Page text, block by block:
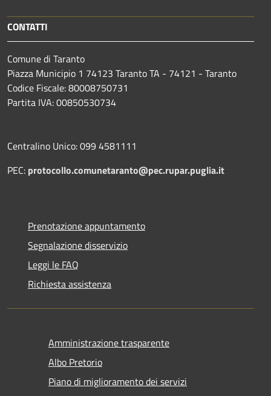
CONTATTI
Comune di Taranto
Piazza Municipio 1 74123 Taranto TA - 74121 - Taranto
Codice Fiscale: 80008750731
Partita IVA: 00850530734
Centralino Unico: 099 4581111
PEC: protocollo.comunetaranto@pec.rupar.puglia.it
Prenotazione appuntamento
Segnalazione disservizio
Leggi le FAQ
Richiesta assistenza
Amministrazione trasparente
Albo Pretorio
Piano di miglioramento dei servizi